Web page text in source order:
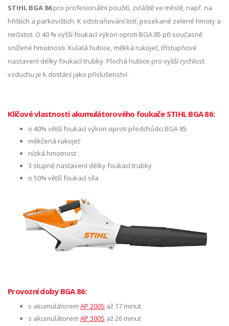
STIHL BGA 86pro profesionální použití, zvláště ve městě, např. na
hřištích a parkovištích. K odstraňování listí, posekané zelené hmoty a
nečistot. O 40 % vyšší foukací výkon oproti BGA 85 při současně
snížené hmotnosti. Kulatá hubice, měkká rukojeť, třístupňové
nastavení délky foukací trubky. Plochá hubice pro vyšší rychlost
vzduchu je k dostání jako příslušenství.
Klíčové vlastnosti akumulátorového foukače STIHL BGA 86:
o 40% větší foukací výkon oproti předchůdci BGA 85
měkčená rukojeť
nízká hmotnost
3 stupně nastavení délky foukací trubky
o 50% větší foukací síla
Provozní doby BGA 86:
s akumulátorem AP 200S až 17 minut
s akumulátorem AP 300S až 26 minut